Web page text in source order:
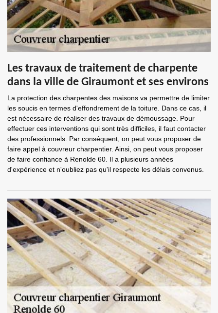
Les travaux de traitement de charpente
dans la ville de Giraumont et ses environs
La protection des charpentes des maisons va permettre de limiter
les soucis en termes d'effondrement de la toiture. Dans ce cas, il
est nécessaire de réaliser des travaux de démoussage. Pour
effectuer ces interventions qui sont très difficiles, il faut contacter
des professionnels. Par conséquent, on peut vous proposer de
faire appel à couvreur charpentier. Ainsi, on peut vous proposer
de faire confiance à Renolde 60. Il a plusieurs années
d'expérience et n'oubliez pas qu'il respecte les délais convenus.